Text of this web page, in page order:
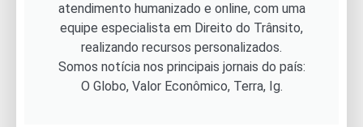
atendimento humanizado e online, com uma
equipe especialista em Direito do Trânsito,
realizando recursos personalizados.
Somos notícia nos principais jornais do país:
O Globo, Valor Econômico, Terra, Ig.